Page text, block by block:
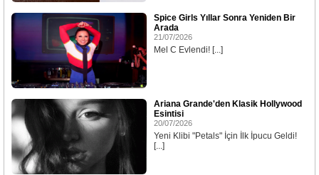
Spice Girls Yıllar Sonra Yeniden Bir
Arada
21/07/2026
Mel C Evlendi! [...]
Ariana Grande'den Klasik Hollywood
Esintisi
20/07/2026
Yeni Klibi "Petals" İçin İlk İpucu Geldi!
[...]